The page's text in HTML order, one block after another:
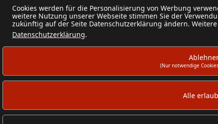
Cookies werden für die Personalisierung von Werbung
weitere Nutzung unserer Webseite stimmen Sie der
zukünftig auf der Seite Datenschutzerklärung ändern.
Datenschutzerklärung.
(Nur notwendige
Alle